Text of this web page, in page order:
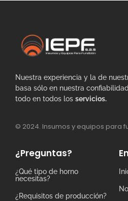
Nuestra experiencia y la de
basa sólo en nuestra
todo en todos los servicios.
© 2024. Insumos y equipos para
¿Preguntas?
¿Qué tipo de horno
necesitas?
¿Requisitos de producción?